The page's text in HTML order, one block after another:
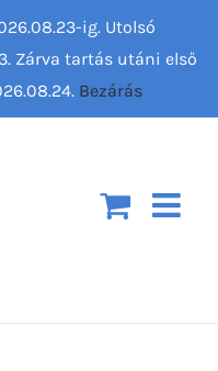
ig. Utolsó
Zárva tartás utáni első
Bezárás